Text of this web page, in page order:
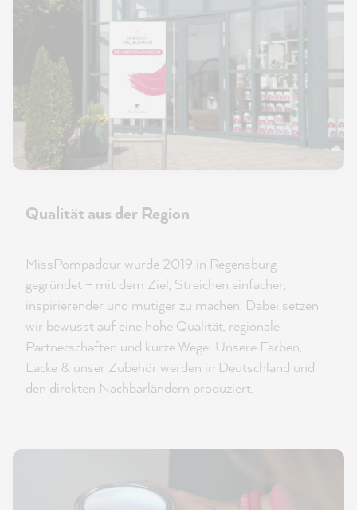
Qualität aus der Region
MissPompadour wurde 2019 in Regensburg
gegründet – mit dem Ziel, Streichen einfacher,
inspirierender und mutiger zu machen. Dabei setzen
wir bewusst auf eine hohe Qualität, regionale
Partnerschaften und kurze Wege: Unsere Farben,
Lacke & unser Zubehör werden in Deutschland und
den direkten Nachbarländern produziert.